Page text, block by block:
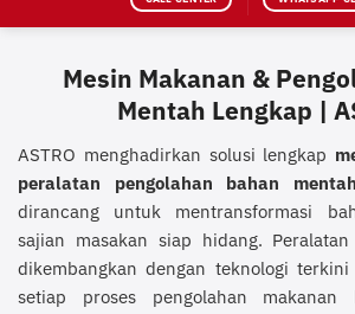
Mesin Makanan &
Mentah Lengkap |
ASTRO menghadirkan solusi lengkap
peralatan pengolahan bahan mentah
dirancang untuk mentransformasi
sajian masakan siap hidang.
dikembangkan dengan teknologi
setiap proses pengolahan makanan